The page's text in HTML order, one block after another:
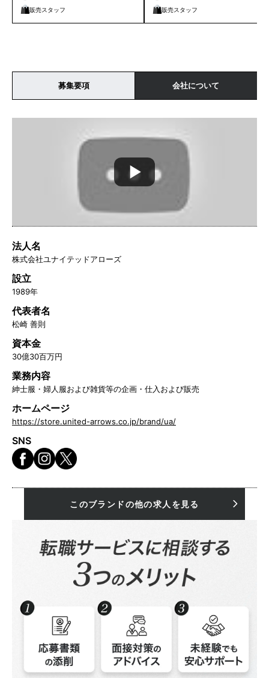
販売スタッフ
販売スタッフ
募集要項 会社について
法人名
株式会社ユナイテッドアローズ
設立
1989年
代表者名
松崎 善則
資本金
30億30百万円
業務内容
紳士服・婦人服および雑貨等の企画・仕入および販売
ホームページ
https://store.united-arrows.co.jp/brand/ua/
SNS
このブランドの他の求人を見る